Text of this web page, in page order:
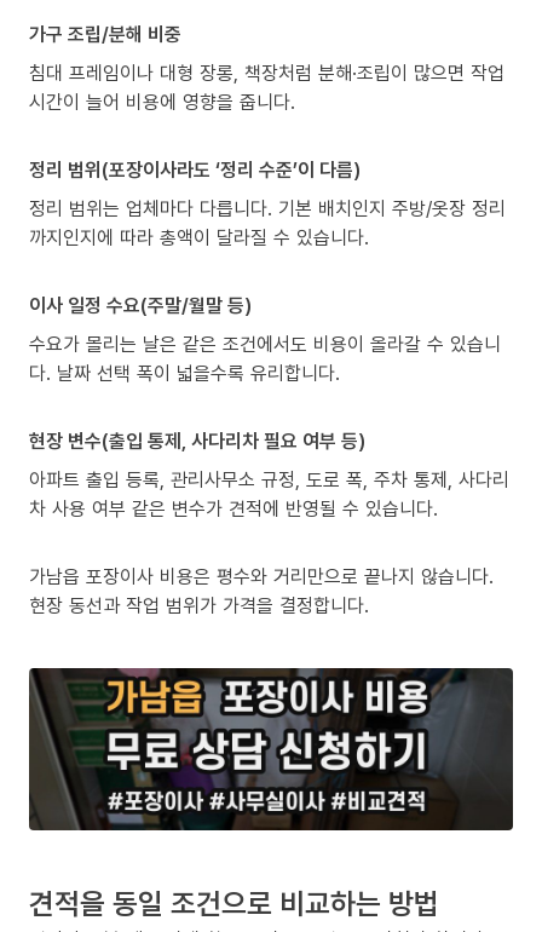
가구 조립/분해 비중
침대 프레임이나 대형 장롱, 책장처럼 분해·조립이 많으면 작업
시간이 늘어 비용에 영향을 줍니다.
정리 범위(포장이사라도 ‘정리 수준’이 다름)
정리 범위는 업체마다 다릅니다. 기본 배치인지 주방/옷장 정리
까지인지에 따라 총액이 달라질 수 있습니다.
이사 일정 수요(주말/월말 등)
수요가 몰리는 날은 같은 조건에서도 비용이 올라갈 수 있습니
다. 날짜 선택 폭이 넓을수록 유리합니다.
현장 변수(출입 통제, 사다리차 필요 여부 등)
아파트 출입 등록, 관리사무소 규정, 도로 폭, 주차 통제, 사다리
차 사용 여부 같은 변수가 견적에 반영될 수 있습니다.
가남읍 포장이사 비용은 평수와 거리만으로 끝나지 않습니다.
현장 동선과 작업 범위가 가격을 결정합니다.
견적을 동일 조건으로 비교하는 방법